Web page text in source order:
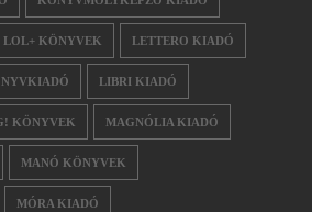
LOL+ KÖNYVEK LETTERO KIADÓ
LIBRI KIADÓ
KÖNYVEK MAGNÓLIA KIADÓ
MANÓ KÖNYVEK
MÓRA KIADÓ